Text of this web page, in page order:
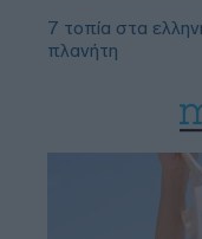
7 τοπία στα
πλανήτη